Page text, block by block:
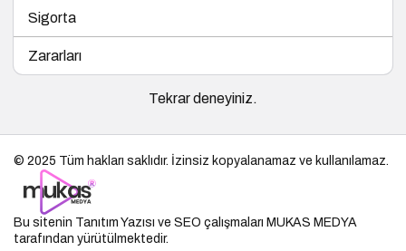
Sigorta
Zararları
Tekrar deneyiniz.
© 2025 Tüm hakları saklıdır. İzinsiz kopyalanamaz ve kullanılamaz.
Bu sitenin Tanıtım Yazısı ve SEO çalışmaları MUKAS MEDYA
tarafından yürütülmektedir.